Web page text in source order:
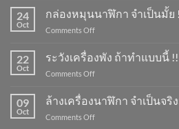
ลาน
นาฬิกา
ยัง
24
Oct
กล่องหมุนนาฬิกา จำเป็นมั้ย
Comments Offon
หมุน
นาฬิกา
จำเป็น
!?
22
Oct
ระวังเครื่องพัง ถ้าทำแบบนี้
Comments Offon
เครื่อง
พัง
ถ้า
09
Oct
ล้างเครื่องนาฬิกา จำเป็นจริ
Comments Offon